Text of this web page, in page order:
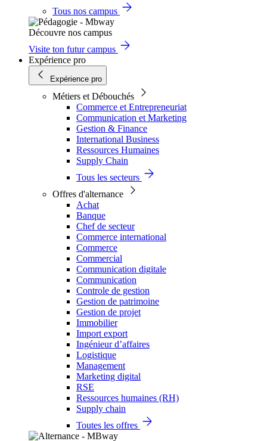
Tous nos campus
Découvre nos campus
Visite ton futur campus
Expérience pro
Expérience pro
Métiers et Débouchés
Commerce et Entrepreneuriat
Communication et Marketing
Gestion & Finance
International Business
Ressources Humaines
Supply Chain
Tous les secteurs
Offres d'alternance
Achat
Banque
Chef de secteur
Commerce international
Commerce
Commercial
Communication digitale
Communication
Controle de gestion
Gestion de patrimoine
Gestion de projet
Immobilier
Import export
Ingénieur d’affaires
Logistique
Management
Marketing digital
RSE
Ressources humaines (RH)
Supply chain
Toutes les offres